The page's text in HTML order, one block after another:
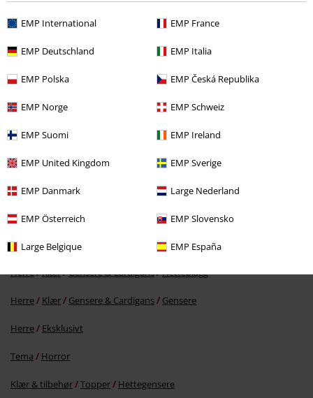
EMP International EMP France
EMP Deutschland EMP Italia
EMP Polska EMP Česká Republika
EMP Norge EMP Schweiz
EMP Suomi EMP Ireland
EMP United Kingdom EMP Sverige
EMP Danmark Large Nederland
EMP Österreich EMP Slovensko
Large Belgique EMP España
Frakr 869,00
Flere kategorier. Flere valgmuligheter.
Herre Klær Gensere & Cardigans Hetteplagg
Herre Klær Gensere & Cardigans Gensere
Herre Eksklusivt
Tema Horror
Klær & tilbehør Topper Hettegensere